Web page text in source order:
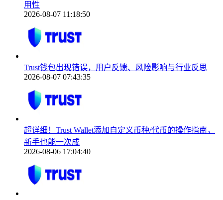
用性
2026-08-07 11:18:50
Trust钱包出现错误，用户反馈、风险影响与行业反思
2026-08-07 07:43:35
超详细！Trust Wallet添加自定义币种/代币的操作指南，
新手也能一次成
2026-08-06 17:04:40